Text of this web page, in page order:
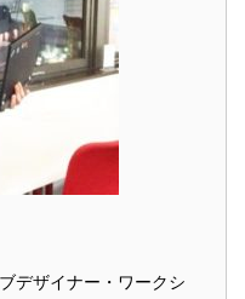
デザイナー・ワークシ